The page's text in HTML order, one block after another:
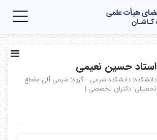
استاد حسین نعیمی
دانشکده: دانشکده شیمی - گروه: شیمی آلی مقطع
تحصیلی: دکترای تخصصی |